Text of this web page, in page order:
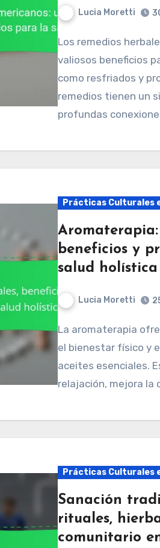
Lucia Moretti
Los remedios herbales nativos americanos ofrecen
valiosos beneficios
como resfriados y
remedios tienen un
profundas
Prácticas Culturales
Aromaterapia:
beneficios y
salud holística
Lucia Moretti
La aromaterapia ofrece beneficios significativos para
el bienestar físico y
aceites esenciales.
relajación, mejora la
Prácticas Culturales
Sanación
rituales,
comunitario